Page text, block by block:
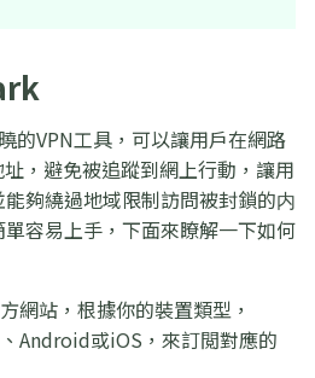
的VPN工具，可以讓用戶在網路
，避免被追蹤到網上行動，讓用
夠繞過地域限制訪問被封鎖的内
容易上手，下面來瞭解一下如何
網站，根據你的裝置類型，
Android或iOS，來訂閲對應的